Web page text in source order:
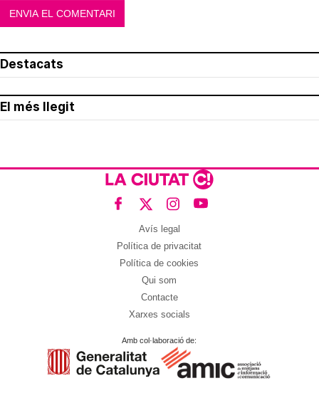
Destacats
El més llegit
Avís legal
Política de privacitat
Política de cookies
Qui som
Contacte
Xarxes socials
Amb col·laboració de: